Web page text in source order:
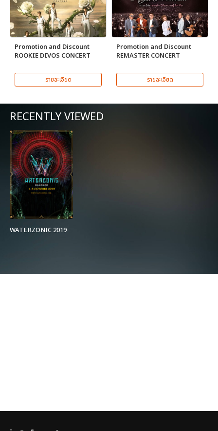
Promotion and Discount
ROOKIE DIVOS CONCERT
รายละเอียด
Promotion and Discount
REMASTER CONCERT
รายละเอียด
RECENTLY VIEWED
WATERZONIC 2019